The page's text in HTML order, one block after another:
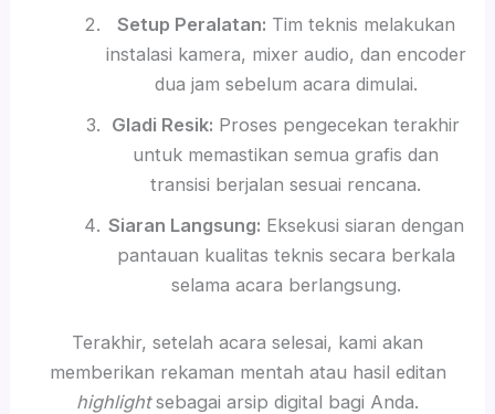
Setup Peralatan: Tim teknis melakukan
instalasi kamera, mixer audio, dan encoder
dua jam sebelum acara dimulai.
Gladi Resik: Proses pengecekan terakhir
untuk memastikan semua grafis dan
transisi berjalan sesuai rencana.
Siaran Langsung: Eksekusi siaran dengan
pantauan kualitas teknis secara berkala
selama acara berlangsung.
Terakhir, setelah acara selesai, kami akan
memberikan rekaman mentah atau hasil editan
highlightsebagai arsip digital bagi Anda.